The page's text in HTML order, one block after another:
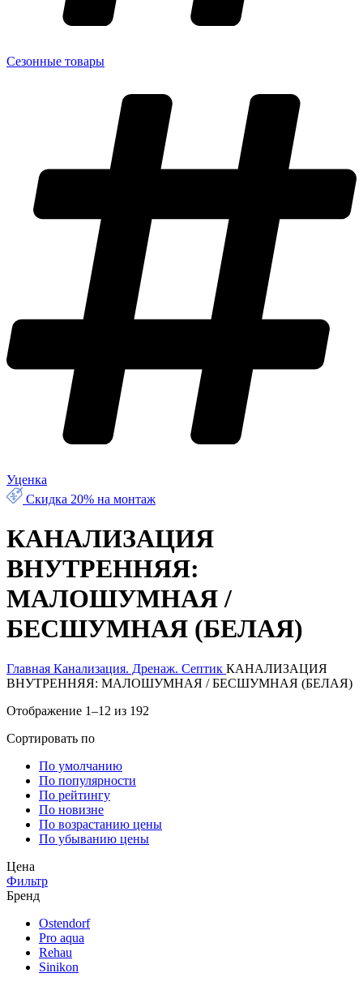
Сезонные товары
Уценка
Скидка 20% на монтаж
КАНАЛИЗАЦИЯ
ВНУТРЕННЯЯ:
МАЛОШУМНАЯ /
БЕСШУМНАЯ (БЕЛАЯ)
Главная Канализация. Дренаж. Септик КАНАЛИЗАЦИЯ
ВНУТРЕННЯЯ: МАЛОШУМНАЯ / БЕСШУМНАЯ (БЕЛАЯ)
Отображение 1–12 из 192
Сортировать по
По умолчанию
По популярности
По рейтингу
По новизне
По возрастанию цены
По убыванию цены
Цена
Фильтр
Бренд
Ostendorf
Pro aqua
Rehau
Sinikon